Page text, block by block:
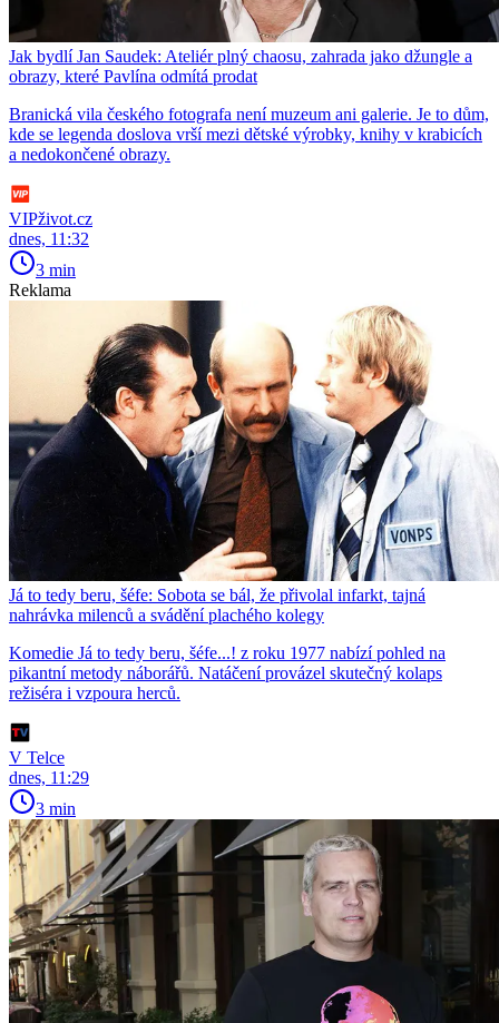
Jak bydlí Jan Saudek: Ateliér plný chaosu, zahrada jako džungle a
obrazy, které Pavlína odmítá prodat
Branická vila českého fotografa není muzeum ani galerie. Je to dům,
kde se legenda doslova vrší mezi dětské výrobky, knihy v krabicích
a nedokončené obrazy.
VIPživot.cz
dnes, 11:32
3 min
Reklama
Já to tedy beru, šéfe: Sobota se bál, že přivolal infarkt, tajná
nahrávka milenců a svádění plachého kolegy
Komedie Já to tedy beru, šéfe...! z roku 1977 nabízí pohled na
pikantní metody náborářů. Natáčení provázel skutečný kolaps
režiséra i vzpoura herců.
V Telce
dnes, 11:29
3 min